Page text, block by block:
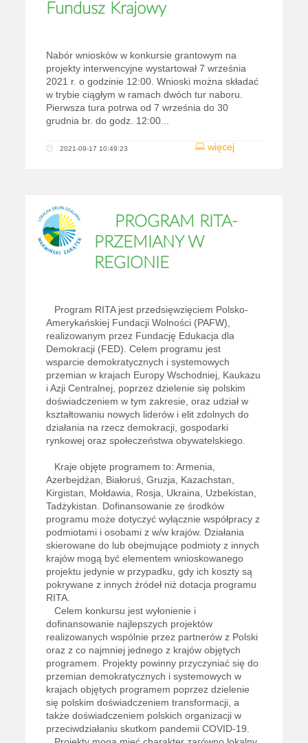
Fundusz Krajowy
Nabór wniosków w konkursie grantowym na
projekty interwencyjne wystartował 7 września
2021 r. o godzinie 12:00. Wnioski można składać
w trybie ciągłym w ramach dwóch tur naboru.
Pierwsza tura potrwa od 7 września do 30
grudnia br. do godz. 12:00...
więcej
2021-09-17 10:49:23
PROGRAM RITA-
PRZEMIANY W
REGIONIE
Program RITA jest przedsięwzięciem Polsko-
Amerykańskiej Fundacji Wolności (PAFW),
realizowanym przez Fundację Edukacja dla
Demokracji (FED). Celem programu jest
wsparcie demokratycznych i systemowych
przemian w krajach Europy Wschodniej, Kaukazu
i Azji Centralnej, poprzez dzielenie się polskim
doświadczeniem w tym zakresie, oraz udział w
kształtowaniu nowych liderów i elit zdolnych do
działania na rzecz demokracji, gospodarki
rynkowej oraz społeczeństwa obywatelskiego.
Kraje objęte programem to: Armenia,
Azerbejdżan, Białoruś, Gruzja, Kazachstan,
Kirgistan, Mołdawia, Rosja, Ukraina, Uzbekistan,
Tadżykistan. Dofinansowanie ze środków
programu może dotyczyć wyłącznie współpracy z
podmiotami i osobami z w/w krajów. Działania
skierowane do lub obejmujące podmioty z innych
krajów mogą być elementem wnioskowanego
projektu jedynie w przypadku, gdy ich koszty są
pokrywane z innych źródeł niż dotacja programu
RITA.
Celem konkursu jest wyłonienie i
dofinansowanie najlepszych projektów
realizowanych wspólnie przez partnerów z Polski
oraz z co najmniej jednego z krajów objętych
programem. Projekty powinny przyczyniać się do
przemian demokratycznych i systemowych w
krajach objętych programem poprzez dzielenie
się polskim doświadczeniem transformacji, a
także doświadczeniem polskich organizacji w
przeciwdziałaniu skutkom pandemii COVID-19.